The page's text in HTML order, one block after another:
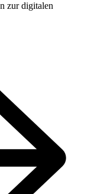
zur digitalen